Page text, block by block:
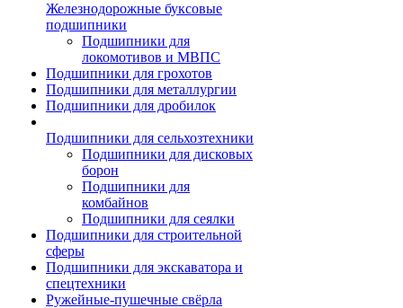
Железнодорожные буксовые
подшипники
Подшипники для
локомотивов и МВПС
Подшипники для грохотов
Подшипники для металлургии
Подшипники для дробилок
Подшипники для сельхозтехники
Подшипники для дисковых
борон
Подшипники для
комбайнов
Подшипники для сеялки
Подшипники для строительной
сферы
Подшипники для экскаватора и
спецтехники
Ружейные-пушечные свёрла